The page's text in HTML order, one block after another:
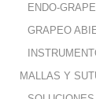
ENDO-
GRAPEO
MALLAS Y